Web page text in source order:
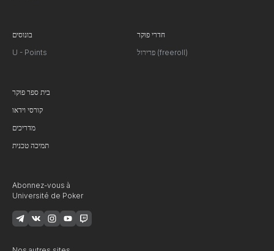
בונוסים
U - Points
חדרי פוקר
פרירול (freeroll)
בית ספר פוקר
קורסי וידאו
מדריכים
תמיכה טכנית
Abonnez-vous à
Université de Poker